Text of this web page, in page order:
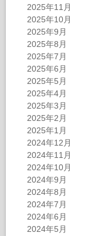
2025年11月
2025年10月
2025年9月
2025年8月
2025年7月
2025年6月
2025年5月
2025年4月
2025年3月
2025年2月
2025年1月
2024年12月
2024年11月
2024年10月
2024年9月
2024年8月
2024年7月
2024年6月
2024年5月